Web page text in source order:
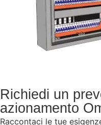
Richiedi un
azionamento
Raccontaci le tue